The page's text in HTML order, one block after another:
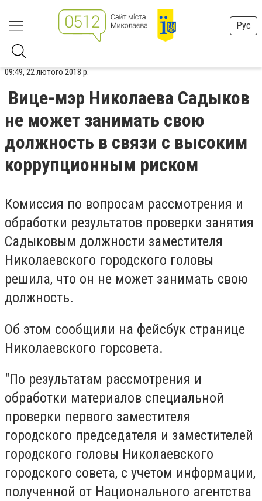
Рус
09:49, 22 лютого 2018 р.
Вице-мэр Николаева Садыков
не может занимать свою
должность в связи с высоким
коррупционным риском
Комиссия по вопросам рассмотрения и
обработки результатов проверки занятия
Садыковым должности заместителя
Николаевского городского головы
решила, что он не может занимать свою
должность.
Об этом сообщили на фейсбук странице
Николаевского горсовета.
"По результатам рассмотрения и
обработки материалов специальной
проверки первого заместителя
городского председателя и заместителей
городского головы Николаевского
городского совета, с учетом информации,
полученной от Национального агентства